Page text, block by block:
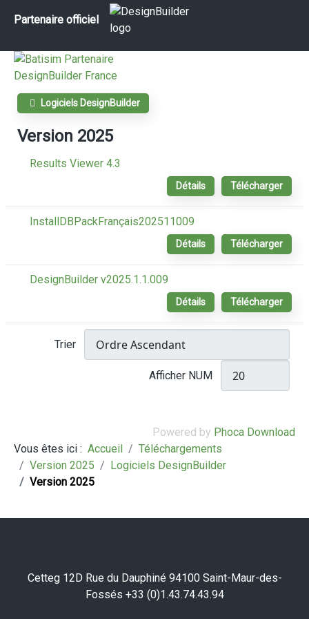
Partenaire officiel
Logiciels DesignBuilder
Version 2025
Results Viewer 4.3
Télécharger
Détails
InstallDBPackFrançais202511009
Télécharger
Détails
DesignBuilder v2025.1.1.009
Télécharger
Détails
Trier
Afficher NUM
Powered by Phoca Download
Vous êtes ici : Accueil
Téléchargements
Version 2025
Logiciels DesignBuilder
Version 2025
Cetteg 12D Rue du Dauphiné 94100 Saint-Maur-des-
Fossés +33 (0)1.43.74.43.94